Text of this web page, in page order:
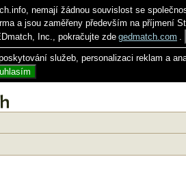
nemají žádnou souvislost se
a jsou zaměřeny především na příjmení
Inc., pokračujte zde gedmatch.com .
služeb, personalizaci reklam a